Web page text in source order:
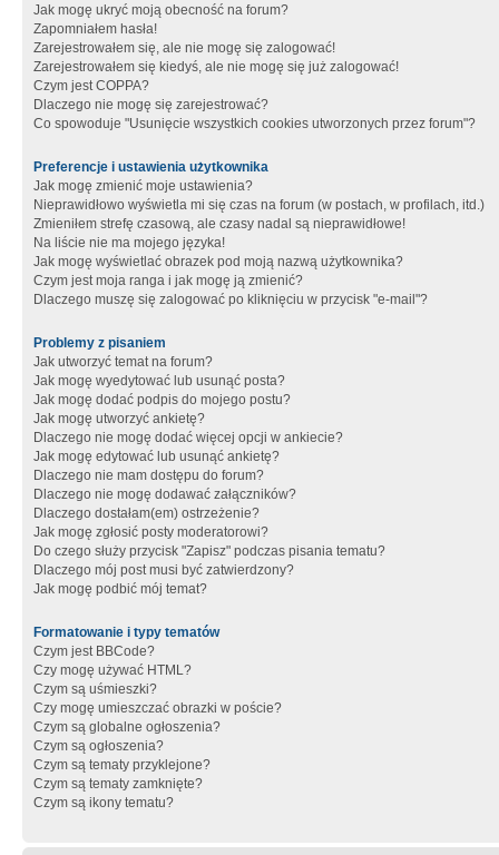
Jak mogę ukryć moją obecność na forum?
Zapomniałem hasła!
Zarejestrowałem się, ale nie mogę się zalogować!
Zarejestrowałem się kiedyś, ale nie mogę się już zalogować!
Czym jest COPPA?
Dlaczego nie mogę się zarejestrować?
Co spowoduje "Usunięcie wszystkich cookies utworzonych przez forum"?
Preferencje i ustawienia użytkownika
Jak mogę zmienić moje ustawienia?
Nieprawidłowo wyświetla mi się czas na forum (w postach, w profilach, itd.)
Zmieniłem strefę czasową, ale czasy nadal są nieprawidłowe!
Na liście nie ma mojego języka!
Jak mogę wyświetlać obrazek pod moją nazwą użytkownika?
Czym jest moja ranga i jak mogę ją zmienić?
Dlaczego muszę się zalogować po kliknięciu w przycisk "e-mail"?
Problemy z pisaniem
Jak utworzyć temat na forum?
Jak mogę wyedytować lub usunąć posta?
Jak mogę dodać podpis do mojego postu?
Jak mogę utworzyć ankietę?
Dlaczego nie mogę dodać więcej opcji w ankiecie?
Jak mogę edytować lub usunąć ankietę?
Dlaczego nie mam dostępu do forum?
Dlaczego nie mogę dodawać załączników?
Dlaczego dostałam(em) ostrzeżenie?
Jak mogę zgłosić posty moderatorowi?
Do czego służy przycisk "Zapisz" podczas pisania tematu?
Dlaczego mój post musi być zatwierdzony?
Jak mogę podbić mój temat?
Formatowanie i typy tematów
Czym jest BBCode?
Czy mogę używać HTML?
Czym są uśmieszki?
Czy mogę umieszczać obrazki w poście?
Czym są globalne ogłoszenia?
Czym są ogłoszenia?
Czym są tematy przyklejone?
Czym są tematy zamknięte?
Czym są ikony tematu?